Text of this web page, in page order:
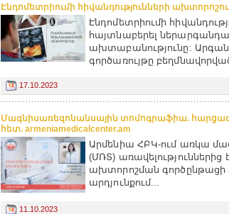
Էնդոմետրիումի հիվանդությունների
Էնդոմետրիումի
հայտնաբերել
ախտաբանությունը:
գործառույթը
17.10.2023
Մագնիսառեզոնանսային տոմոգրաֆիա.
հետ. armeniamedicalcenter.am
Արմենիա ՀԲԿ-ում առկա
(ՄՌՏ) առավելություններից
ախտորոշման գործընթացի
արդյունքում...
11.10.2023